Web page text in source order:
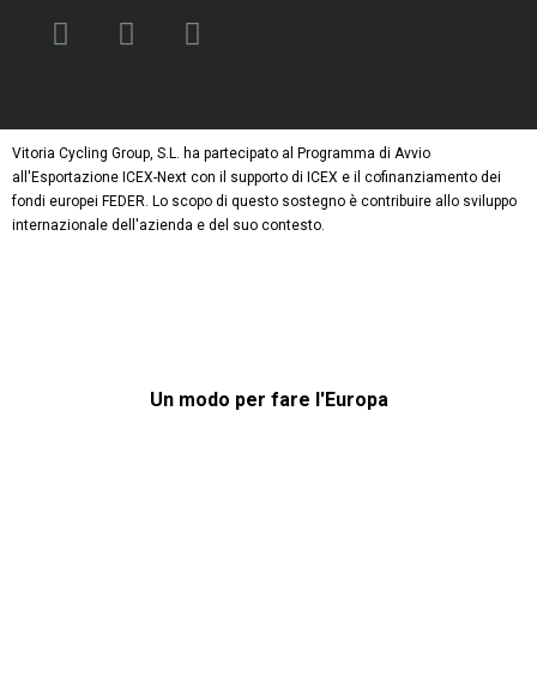
Vitoria Cycling Group, S.L. ha partecipato al Programma di Avvio
all'Esportazione ICEX-Next con il supporto di ICEX e il cofinanziamento dei
fondi europei FEDER. Lo scopo di questo sostegno è contribuire allo sviluppo
internazionale dell'azienda e del suo contesto.
Un modo per fare l'Europa